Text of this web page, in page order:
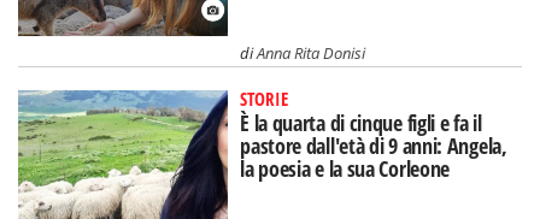
diAnna Rita Donisi
STORIE
È la quarta di cinque figli e fa il
pastore dall'età di 9 anni: Angela,
la poesia e la sua Corleone